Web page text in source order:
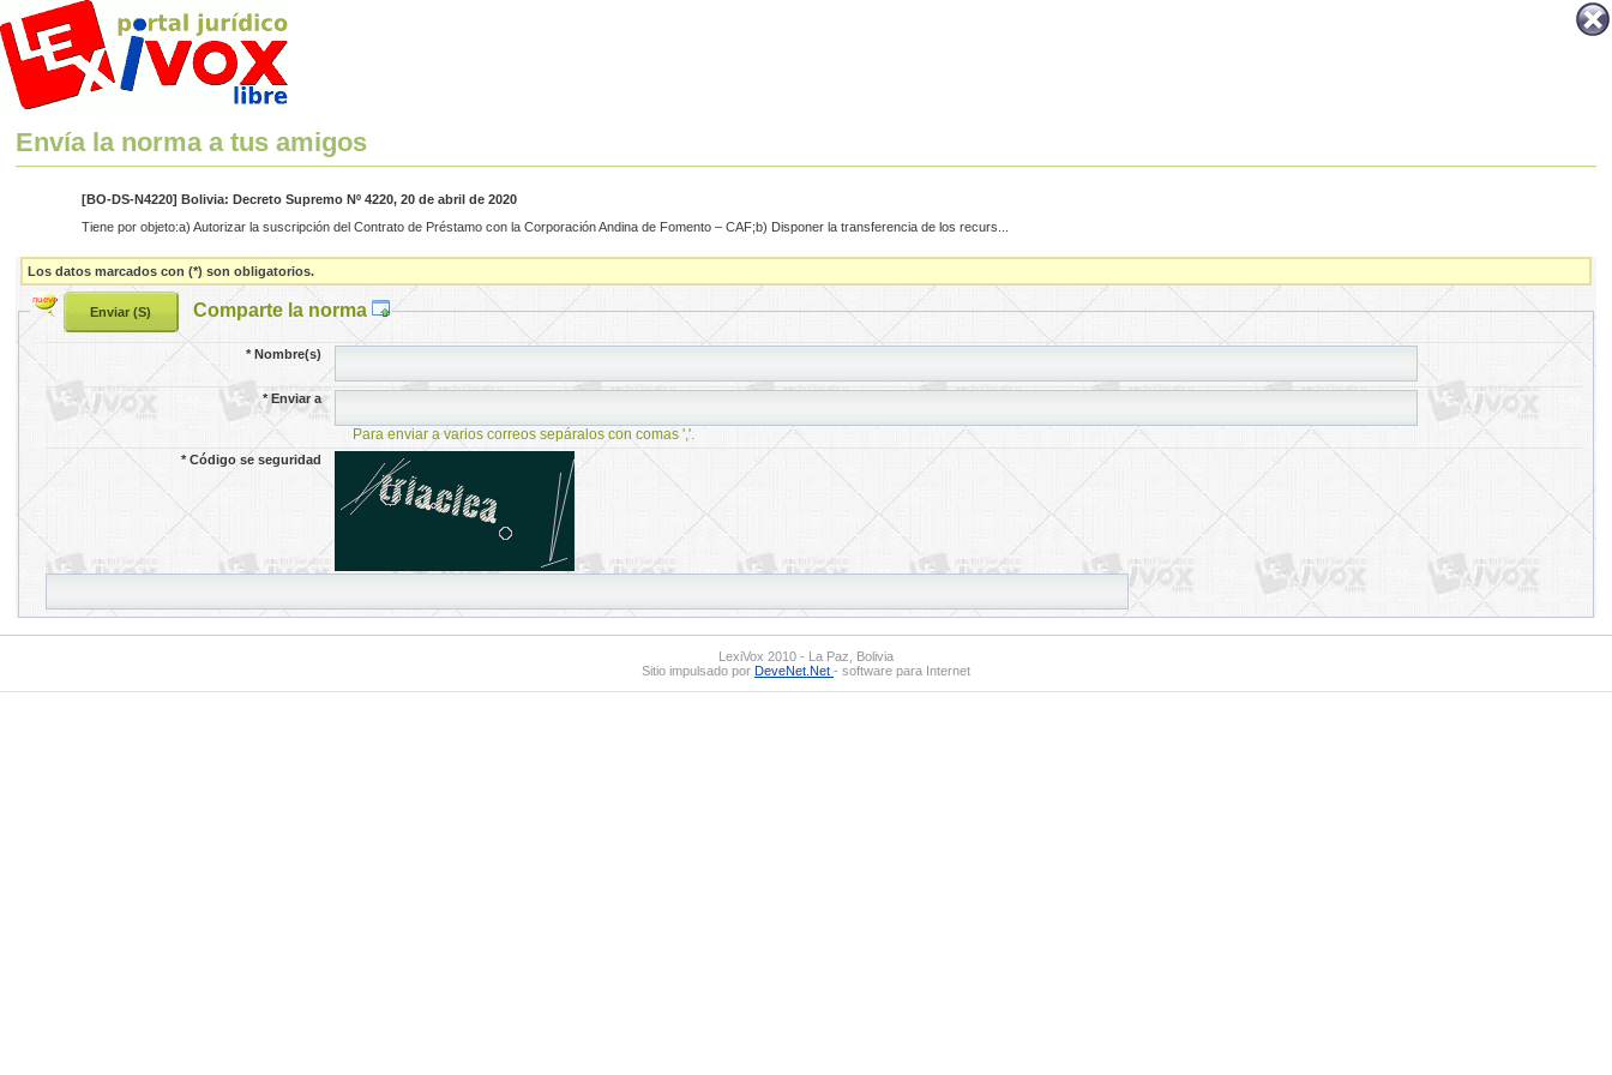
Envía la norma a tus amigos
[BO-DS-N4220] Bolivia: Decreto Supremo Nº 4220, 20 de abril de 2020
Tiene por objeto:a) Autorizar la suscripción del Contrato de Préstamo con la Corporación Andina de Fomento – CAF;b) Disponer la transferencia de los recurs...
Los datos marcados con (*) son obligatorios.
Comparte la norma
*Nombre(s)
*Enviar a
Para enviar a varios correos sepáralos con comas ','.
*Código se seguridad
LexiVox 2010 - La Paz, Bolivia
Sitio impulsado por DeveNet.Net - software para Internet